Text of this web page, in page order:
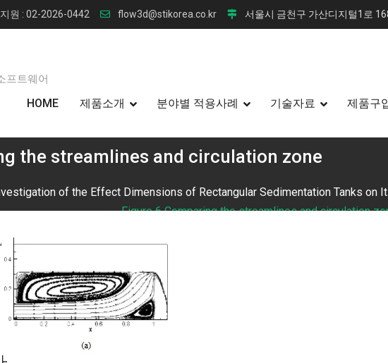
원 : 02-2026-0442 flow3d@stikorea.co.kr 서울시 금천구 가산디지털1로
프트웨어
HOME 제품소개 분야별 적용사례 기술자료 제품구
the streamlines and circulation zone
of the Effect Dimensions of Rectangular Sedimentation Tanks on
Figure 6 Comparing the streamlines and circulation